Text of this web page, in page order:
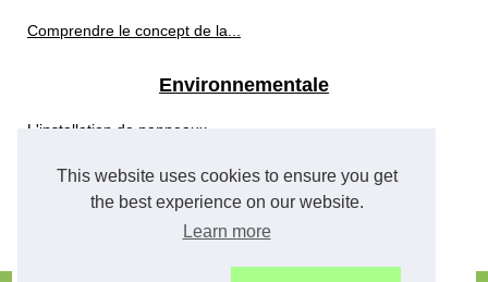
This website uses cookies to ensure you get
the best experience on our website.
Learn more
Comprendre le concept de la...
Environnementale
L'installation de panneaux...
Des solutions innovantes pour...
Un été sans moustiques...